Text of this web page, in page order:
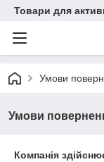
Товари для
Умови
Умови
Компанія